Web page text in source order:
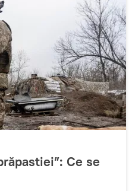
Ce se